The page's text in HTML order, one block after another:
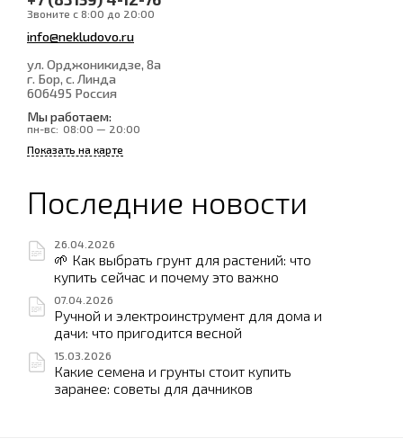
Звоните с 8:00 до 20:00
info@nekludovo.ru
ул. Орджоникидзе, 8а
г. Бор, с. Линда
606495 Россия
Мы работаем:
пн-вс: 08:00 — 20:00
Показать на карте
Последние новости
26.04.2026
🌱 Как выбрать грунт для растений: что
купить сейчас и почему это важно
07.04.2026
Ручной и электроинструмент для дома и
дачи: что пригодится весной
15.03.2026
Какие семена и грунты стоит купить
заранее: советы для дачников